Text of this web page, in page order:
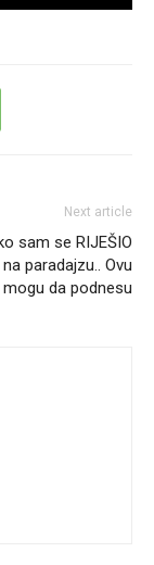
Next article
sam se RIJEŠIO
paradajzu.. Ovu
da podnesu